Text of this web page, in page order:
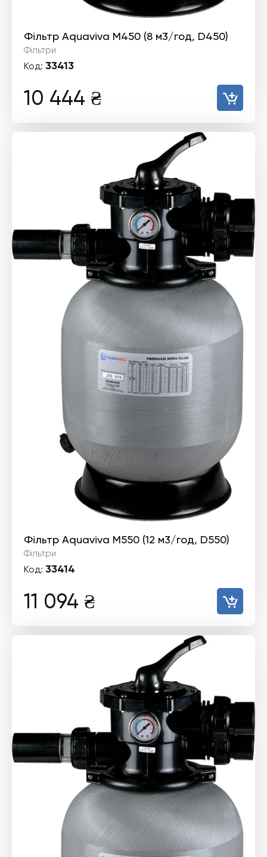
Фільтр Aquaviva M450 (8 м3/год, D450)
Фільтри
Код: 33413
10 444 ₴
Фільтр Aquaviva M550 (12 м3/год, D550)
Фільтри
Код: 33414
11 094 ₴